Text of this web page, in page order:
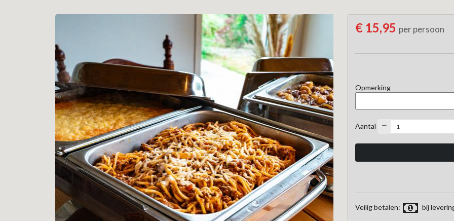
€ 15,95 per persoon
Opmerking
Aantal
Veilig betalen: bij